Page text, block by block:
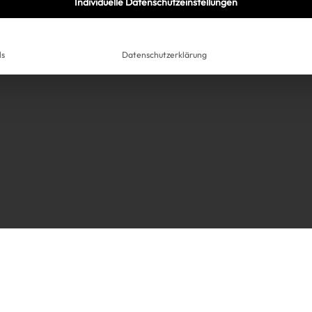
Datenschutzerklärung